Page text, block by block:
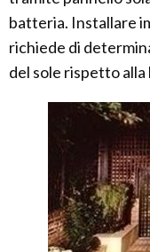
batteria. Installare
richiede di
del sole rispetto alla